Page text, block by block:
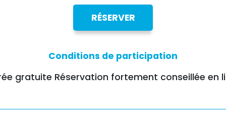
RÉSERVER
Conditions de participation
gratuite Réservation fortement conseillée en